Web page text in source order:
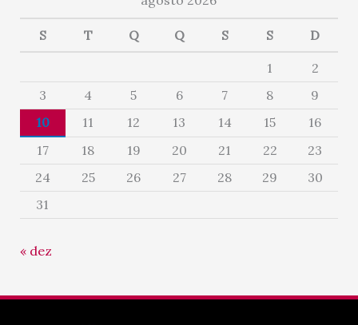
S T Q Q S S D
1
2
3
4 5 6 7 8
9
10
11 12 13 14 15
16
17
18 19 20 21 22
23
24
25 26 27 28 29
30
31
« dez